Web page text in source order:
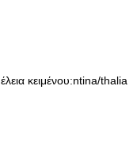
thalia